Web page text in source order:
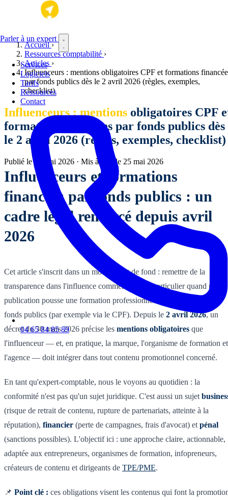
Aller au contenu principal
Parler à un expert
Services
Logiciels
Tarifs
Ressources
Contact
04 65 84 85 89
Accueil›
Ressources comptabilité ›
Articles ›
Influenceurs : mentions obligatoires CPF et formations
par fonds publics dès le 2 avril 2026 (règles, exemples,
checklist)
Influenceurs : mentions obligatoires CPF
formations financées par fonds publics dès
le 2 avril 2026 (règles, exemples, checklist)
Publié le 23 mai 2026 · Mis à jour le 25 mai 2026
Influenceurs et formations
financées par fonds publics : un
cadre légal renforcé depuis avril
2026
Cet article s'inscrit dans un mouvement de fond : remettre de la
transparence dans l'influence commerciale, en particulier quand une
publication pousse une formation professionnelle financée par des
fonds publics (par exemple via le CPF). Depuis le 2 avril 2026, un
décret du 30 mars 2026 précise les mentions obligatoires que
l'influenceur — et, en pratique, la marque, l'organisme de formation et
l'agence — doit intégrer dans tout contenu promotionnel concerné.
En tant qu'expert-comptable, nous le voyons au quotidien : la
conformité n'est pas qu'un sujet juridique. C'est aussi un sujet
(risque de retrait de contenu, rupture de partenariats, atteinte à la
réputation), financier (perte de campagnes, frais d'avocat) et pénal
(sanctions possibles). L'objectif ici : une approche claire, actionnable,
adaptée aux entrepreneurs, organismes de formation, infopreneurs,
créateurs de contenu et dirigeants de TPE/PME.
📌 Point clé : ces obligations visent les contenus qui font la